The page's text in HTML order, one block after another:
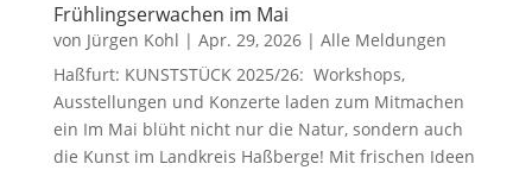
Frühlingserwachen im Mai
von Jürgen Kohl | Apr. 29, 2026| Alle Meldungen
Haßfurt: KUNSTSTÜCK 2025/26: Workshops,
Ausstellungen und Konzerte laden zum Mitmachen
ein Im Mai blüht nicht nur die Natur, sondern auch
die Kunst im Landkreis Haßberge! Mit frischen Ideen